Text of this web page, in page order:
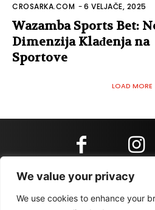
We value your privacy
We use cookies to enhance your
CROSARKA.COM -6 VELJAČE, 2025
Wazamba Sports Bet:
Dimenzija Klađenja na
Sportove
LOAD MORE
KONTAKT